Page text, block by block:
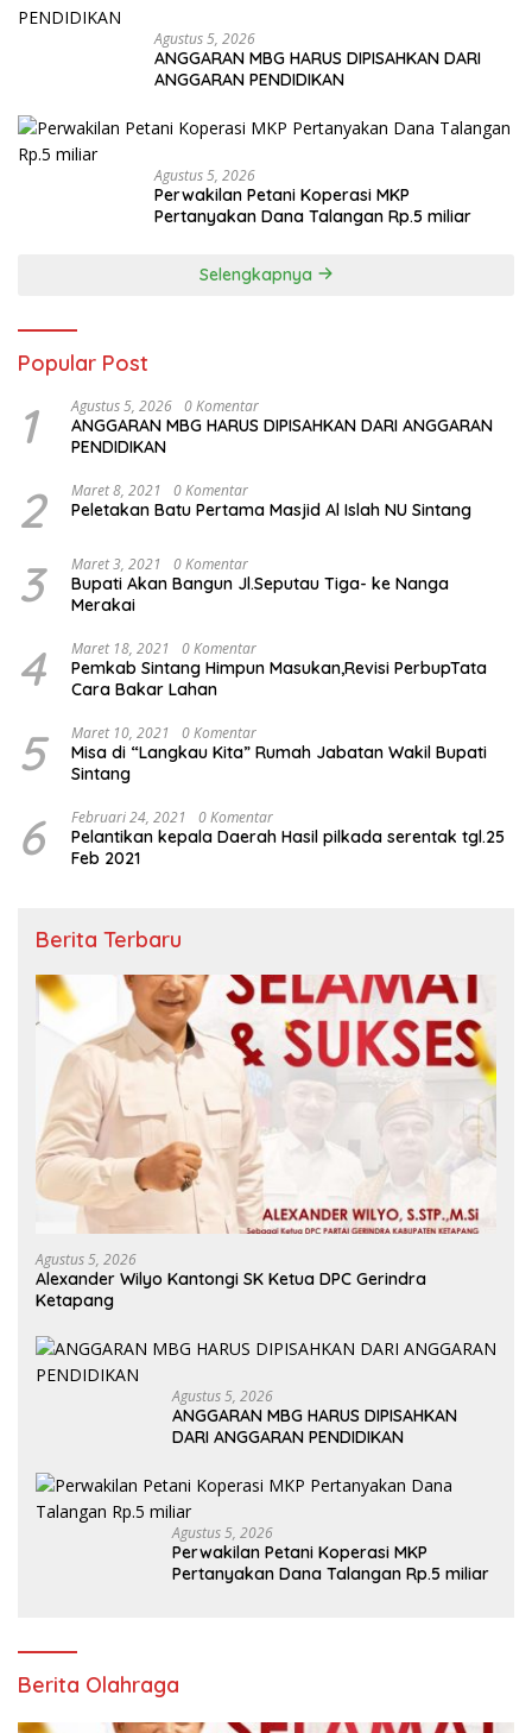
Agustus 5, 2026
ANGGARAN MBG HARUS DIPISAHKAN DARI
ANGGARAN PENDIDIKAN
Agustus 5, 2026
Perwakilan Petani Koperasi MKP
Pertanyakan Dana Talangan Rp.5 miliar
Selengkapnya
Popular Post
1 Agustus 5, 2026 0 Komentar
ANGGARAN MBG HARUS DIPISAHKAN DARI ANGGARAN
PENDIDIKAN
2 Maret 8, 2021 0 Komentar
Peletakan Batu Pertama Masjid Al Islah NU Sintang
3 Maret 3, 2021 0 Komentar
Bupati Akan Bangun Jl.Seputau Tiga- ke Nanga
Merakai
4 Maret 18, 2021 0 Komentar
Pemkab Sintang Himpun Masukan,Revisi PerbupTata
Cara Bakar Lahan
5 Maret 10, 2021 0 Komentar
Misa di “Langkau Kita” Rumah Jabatan Wakil Bupati
Sintang
6 Februari 24, 2021 0 Komentar
Pelantikan kepala Daerah Hasil pilkada serentak tgl.25
Feb 2021
Berita Terbaru
Agustus 5, 2026
Alexander Wilyo Kantongi SK Ketua DPC Gerindra
Ketapang
Agustus 5, 2026
ANGGARAN MBG HARUS DIPISAHKAN
DARI ANGGARAN PENDIDIKAN
Agustus 5, 2026
Perwakilan Petani Koperasi MKP
Pertanyakan Dana Talangan Rp.5 miliar
Berita Olahraga